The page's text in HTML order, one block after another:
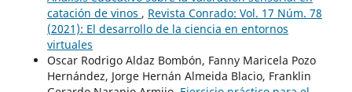
catación de vinos , Revista Conrado: Vol. 17 Núm. 78
(2021): El desarrollo de la ciencia en entornos
virtuales
Oscar Rodrigo Aldaz Bombón, Fanny Maricela Pozo
Hernández, Jorge Hernán Almeida Blacio, Franklin